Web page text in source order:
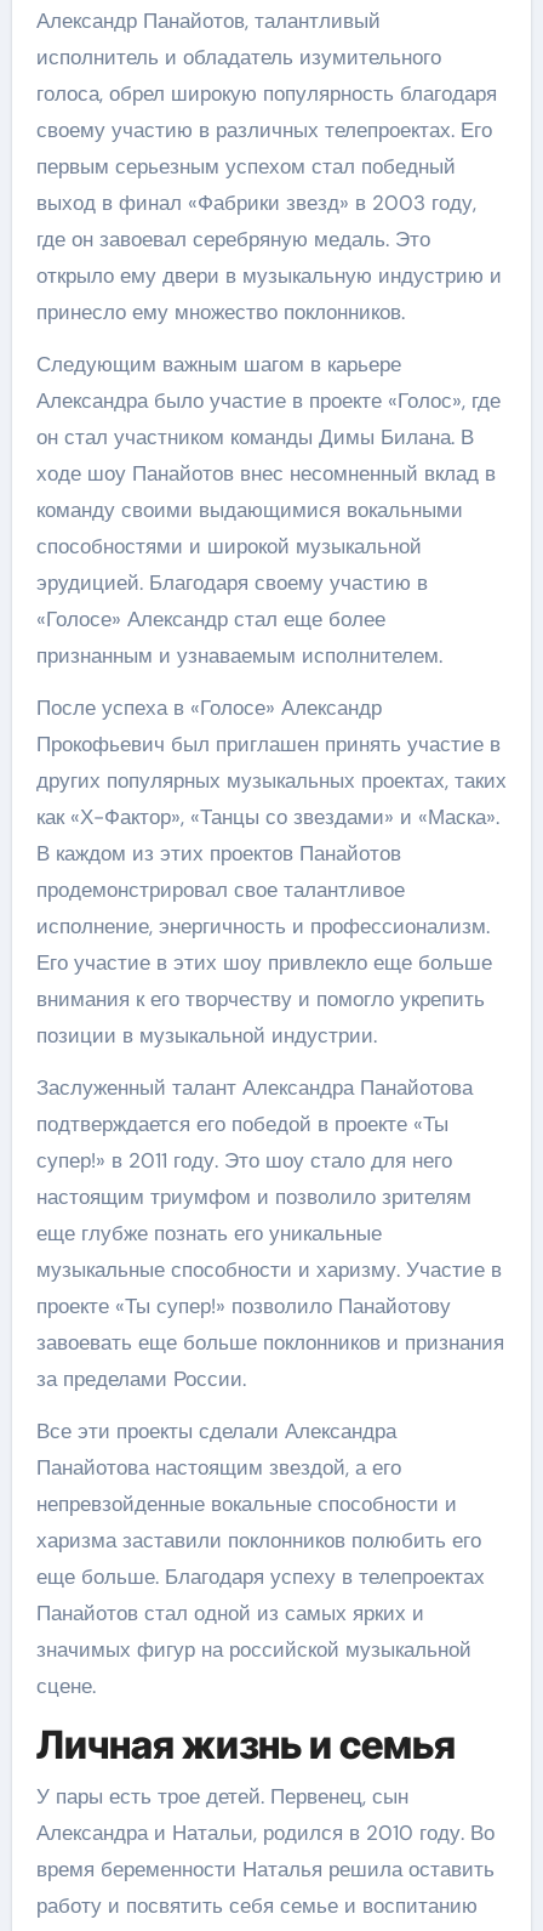
Александр Панайотов, талантливый
исполнитель и обладатель изумительного
голоса, обрел широкую популярность благодаря
своему участию в различных телепроектах. Его
первым серьезным успехом стал победный
выход в финал «Фабрики звезд» в 2003 году,
где он завоевал серебряную медаль. Это
открыло ему двери в музыкальную индустрию и
принесло ему множество поклонников.
Следующим важным шагом в карьере
Александра было участие в проекте «Голос», где
он стал участником команды Димы Билана. В
ходе шоу Панайотов внес несомненный вклад в
команду своими выдающимися вокальными
способностями и широкой музыкальной
эрудицией. Благодаря своему участию в
«Голосе» Александр стал еще более
признанным и узнаваемым исполнителем.
После успеха в «Голосе» Александр
Прокофьевич был приглашен принять участие в
других популярных музыкальных проектах, таких
как «Х-Фактор», «Танцы со звездами» и «Маска».
В каждом из этих проектов Панайотов
продемонстрировал свое талантливое
исполнение, энергичность и профессионализм.
Его участие в этих шоу привлекло еще больше
внимания к его творчеству и помогло укрепить
позиции в музыкальной индустрии.
Заслуженный талант Александра Панайотова
подтверждается его победой в проекте «Ты
супер!» в 2011 году. Это шоу стало для него
настоящим триумфом и позволило зрителям
еще глубже познать его уникальные
музыкальные способности и харизму. Участие в
проекте «Ты супер!» позволило Панайотову
завоевать еще больше поклонников и признания
за пределами России.
Все эти проекты сделали Александра
Панайотова настоящим звездой, а его
непревзойденные вокальные способности и
харизма заставили поклонников полюбить его
еще больше. Благодаря успеху в телепроектах
Панайотов стал одной из самых ярких и
значимых фигур на российской музыкальной
сцене.
Личная жизнь и семья
У пары есть трое детей. Первенец, сын
Александра и Натальи, родился в 2010 году. Во
время беременности Наталья решила оставить
работу и посвятить себя семье и воспитанию